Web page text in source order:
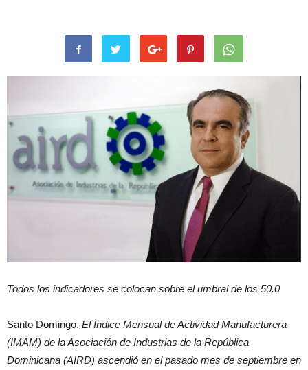
Todos los indicadores se colocan sobre el umbral de los 50.0
Santo Domingo. El Índice Mensual de Actividad Manufacturera
(IMAM) de la Asociación de Industrias de la República
Dominicana (AIRD) ascendió en el pasado mes de septiembre en